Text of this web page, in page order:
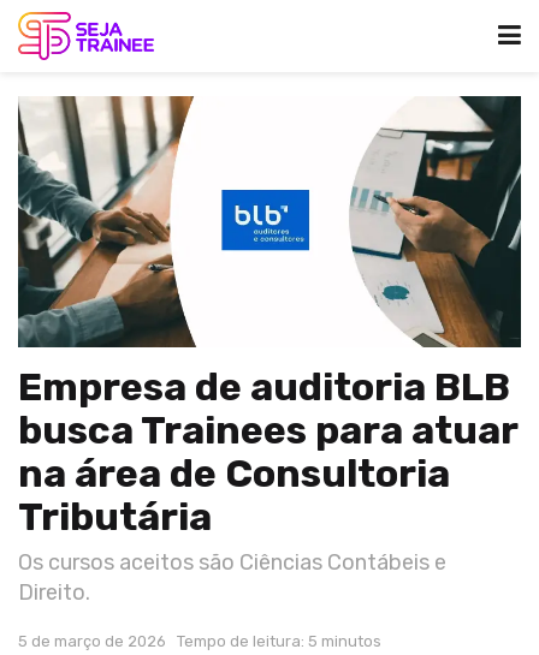
Empresa de auditoria BLB
busca Trainees para atuar
na área de Consultoria
Tributária
Os cursos aceitos são Ciências Contábeis e
Direito.
5 de março de 2026 Tempo de leitura: 5 minutos